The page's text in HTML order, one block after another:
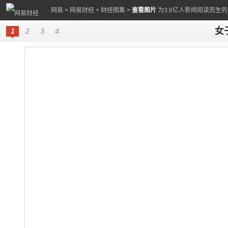
网易 > 网易财经 > 财经图集 > 查看图片 为3.6亿人新闻阅读而生
1 2 3 4 女